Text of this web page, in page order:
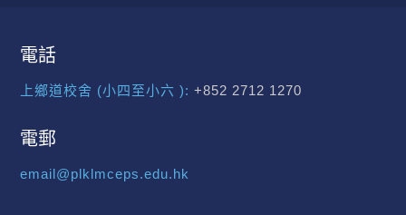
電話
上鄉道校舍 (小四至小六 ): +852 2712 1270
電郵
email@plklmceps.edu.hk